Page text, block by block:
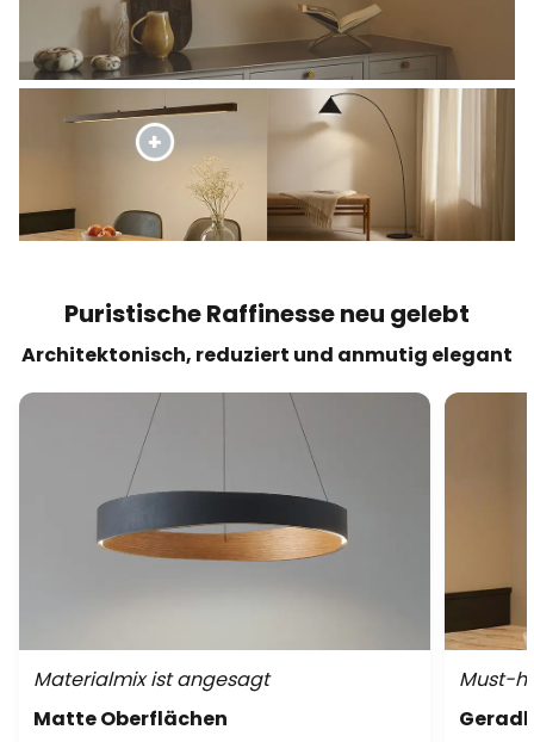
Puristische Raffinesse neu gelebt
Architektonisch, reduziert und anmutig elegant
Materialmix ist angesagt
Matte Oberflächen
Must-